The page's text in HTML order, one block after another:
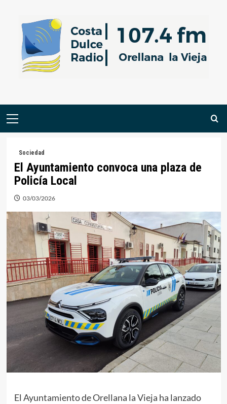
contenido
Menú
Sociedad
El Ayuntamiento convoca una plaza de
Policía Local
03/03/2026
El Ayuntamiento de Orellana la Vieja ha lanzado